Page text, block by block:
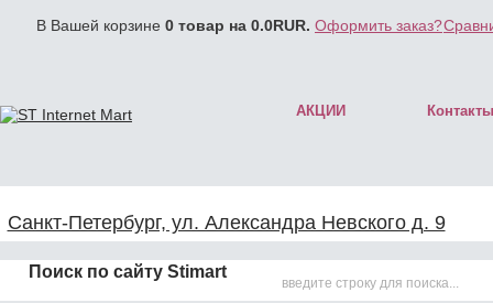
В Вашей корзине 0 товар на 0.0RUR. Оформить заказ?
АКЦИИ Контакты
Санкт-Петербург, ул. Александра Невского д. 9
Поиск по сайту Stimart